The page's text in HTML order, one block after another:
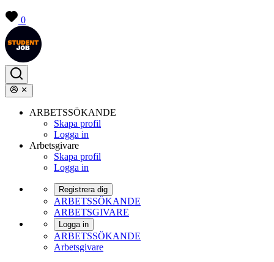
0
ARBETSSÖKANDE
Skapa profil
Logga in
Arbetsgivare
Skapa profil
Logga in
Registrera dig
ARBETSSÖKANDE
ARBETSGIVARE
Logga in
ARBETSSÖKANDE
Arbetsgivare